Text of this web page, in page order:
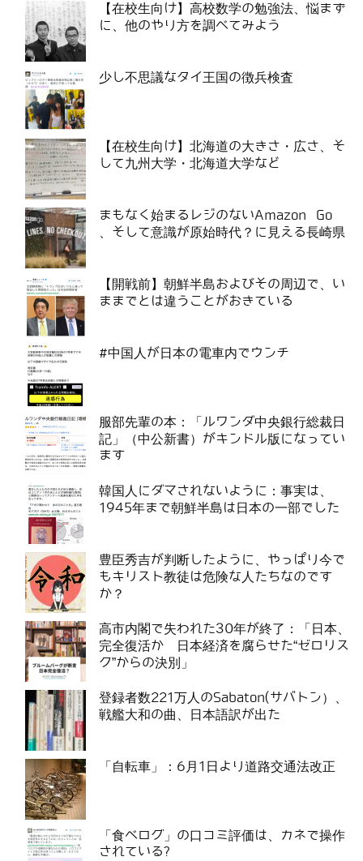
【在校生向け】高校数学の勉強法、悩まず
に、他のやり方を調べてみよう
少し不思議なタイ王国の徴兵検査
【在校生向け】北海道の大きさ・広さ、そ
して九州大学・北海道大学など
まもなく始まるレジのないAmazon Go
、そして意識が原始時代？に見える長崎県
【開戦前】朝鮮半島およびその周辺で、い
ままでとは違うことがおきている
#中国人が日本の電車内でウンチ
服部先輩の本：「ルワンダ中央銀行総裁日
記」（中公新書）がキンドル版になってい
ます
韓国人にダマされないように：事実は、
1945年まで朝鮮半島は日本の一部でした
豊臣秀吉が判断したように、やっぱり今で
もキリスト教徒は危険な人たちなのです
か？
高市内閣で失われた30年が終了：「日本、
完全復活か 日本経済を腐らせた“ゼロリス
ク”からの決別」
登録者数221万人のSabaton(サバトン）、
戦艦大和の曲、日本語訳が出た
「自転車」：6月1日より道路交通法改正
「食べログ」の口コミ評価は、カネで操作
されている?